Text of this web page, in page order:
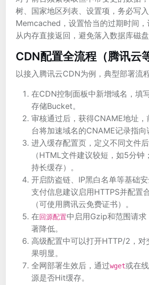
树、国家地区列表、设置项，务必写
Memcached，设置恰当的过期时间
从内存直接返回，避免落入数据库磁盘
CDN配置全流程（腾讯云
以接入腾讯云CDN为例，典型部署流
在CDN控制面板中新增域名，填
存储Bucket。
审核通过后，获得CNAME地址
台将加速域名的CNAME记录指向
进入缓存配置页，定义不同文件
（HTML文件建议较短，如5分钟
持长缓存）。
开启防盗链、IP黑白名单等基础
支付信息建议启用HTTPS并配置
（可使用腾讯云免费证书）。
在回源配置中启用Gzip和范围请求
著降低。
高级配置中可以打开HTTP/2，对
果明显。
全网部署生效后，通过wget或在
源是否Hit缓存。